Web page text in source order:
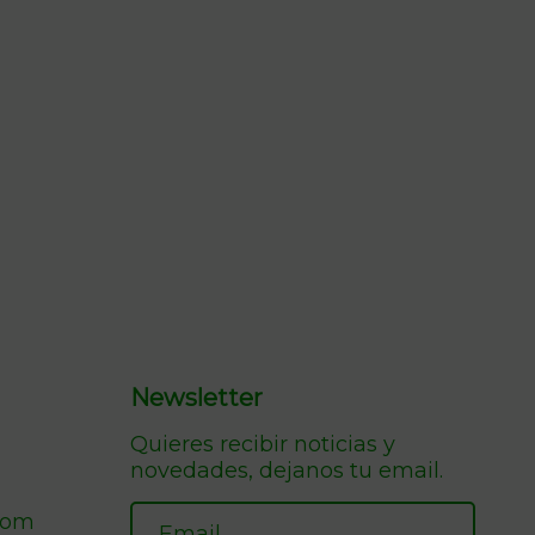
Newsletter
Quieres recibir noticias y
novedades, dejanos tu email.